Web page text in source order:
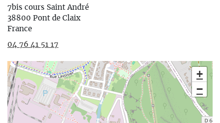
7bis cours Saint André
38800 Pont de Claix
France
04 76 41 51 17
+
−